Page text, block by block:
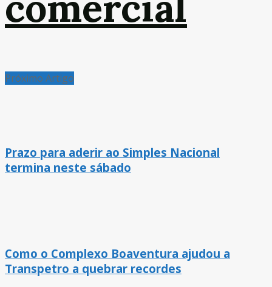
Próximo Artigo
Prazo para aderir ao Simples Nacional
termina neste sábado
Como o Complexo Boaventura ajudou a
Transpetro a quebrar recordes